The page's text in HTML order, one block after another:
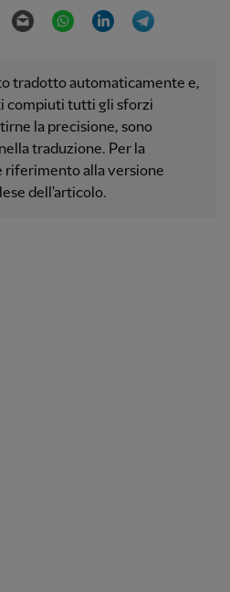
Twitter Email WhatsAppLinkedIn
tradotto automaticamente e,
compiuti tutti gli sforzi
la precisione, sono
traduzione. Per la
riferimento alla versione
dell'articolo.